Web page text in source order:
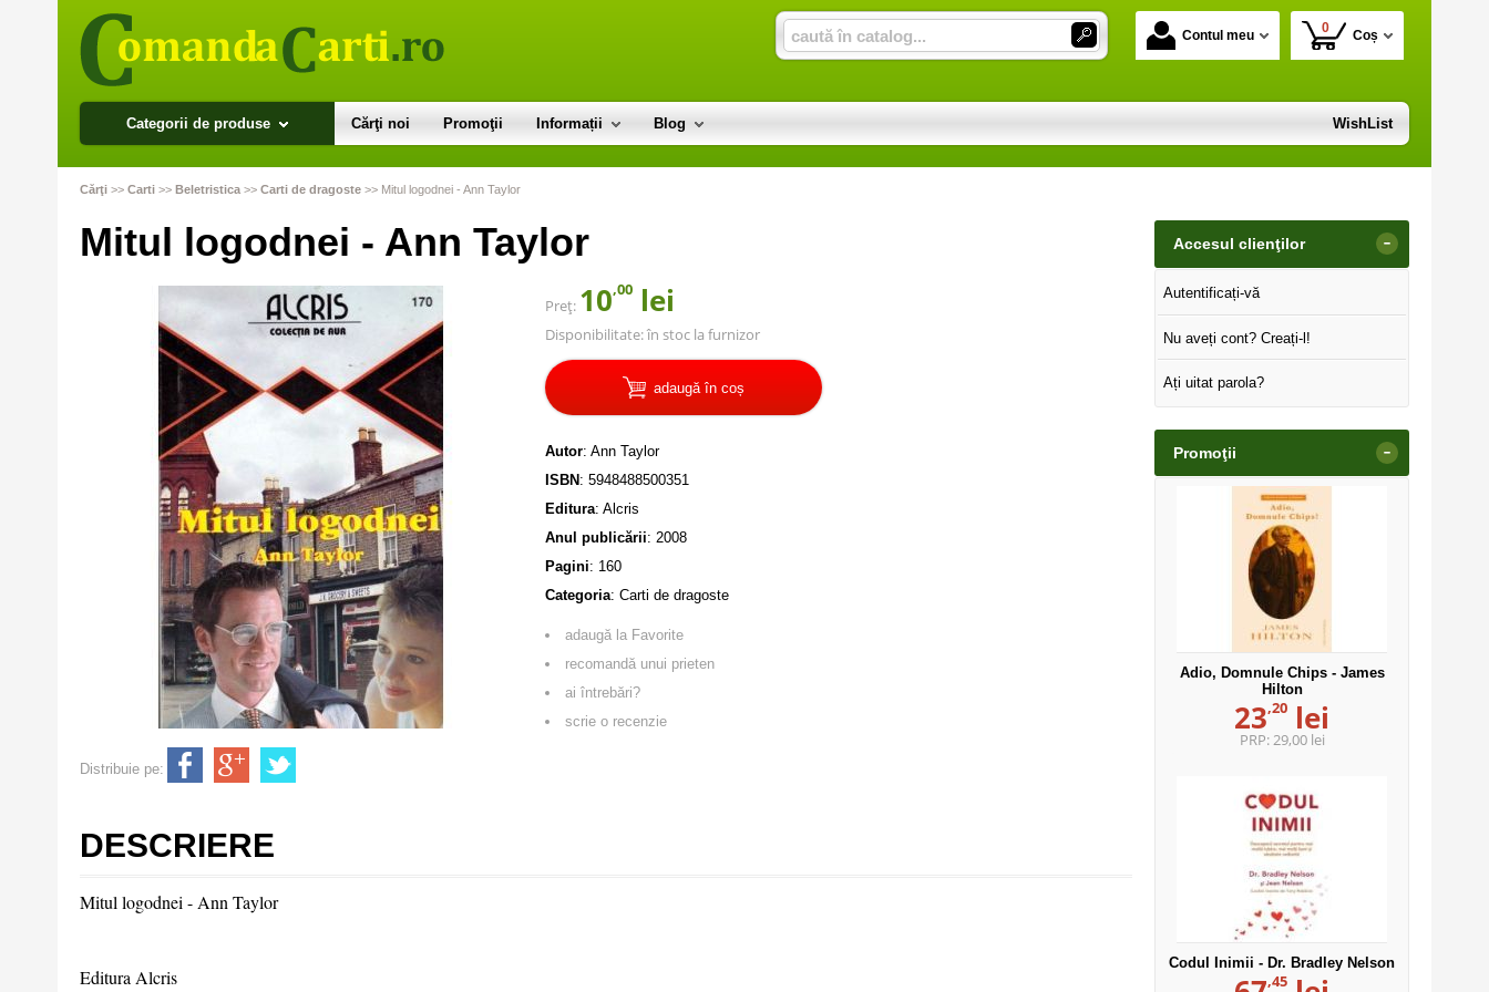
Contul meu 0 Coș
Categorii de produse Cărţi noi Promoţii Informații Blog WishList
Cărţi >> Carti >> Beletristica >> Carti de dragoste >> Mitul logodnei - Ann Taylor
Mitul logodnei - Ann Taylor
Preț: 10,00 lei
Disponibilitate:în stoc la furnizor
adaugă în coș
Autor: Ann Taylor
ISBN : 5948488500351
Editura: Alcris
Anul publicării: 2008
Pagini: 160
Categoria: Carti de dragoste
adaugă la Favorite
recomandă unui prieten
ai întrebări?
scrie o recenzie
Distribuie pe:
DESCRIERE
Mitul logodnei - Ann Taylor
Editura Alcris
Accesul clienţilor -
Autentificați-vă
Nu aveți cont? Creați-l!
Ați uitat parola?
Promoţii -
Adio, Domnule Chips - James
Hilton
23,20 lei
PRP:29,00 lei
Codul Inimii - Dr. Bradley Nelson
,45